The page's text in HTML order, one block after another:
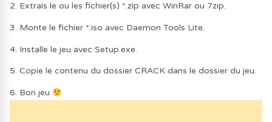
2. Extrais le ou les fichier(s) *.zip avec WinRar ou 7zip.
3. Monte le fichier *.iso avec Daemon Tools Lite.
4. Installe le jeu avec Setup.exe.
5. Copie le contenu du dossier CRACK dans le dossier du jeu.
6. Bon jeu